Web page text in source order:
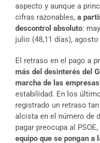
aspecto y aunque a
cifras razonables, a
descontrol absoluto:
julio (48,11 días),
El retraso en el pago a
más del desinterés del
marcha de las empresas
estabilidad. En los
registrado un retraso
alcista en el número de
pagar preocupa al
equipo que se pongan a